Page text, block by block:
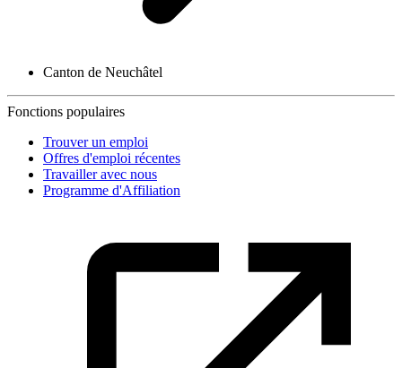
Canton de Neuchâtel
Fonctions populaires
Trouver un emploi
Offres d'emploi récentes
Travailler avec nous
Programme d'Affiliation